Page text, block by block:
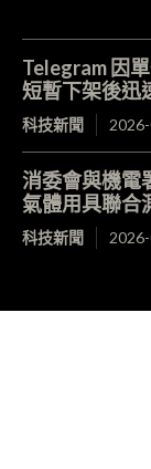
Telegram 因
短暫下架後迅
科技新聞
消委會與機
氣體用具聯合
科技新聞